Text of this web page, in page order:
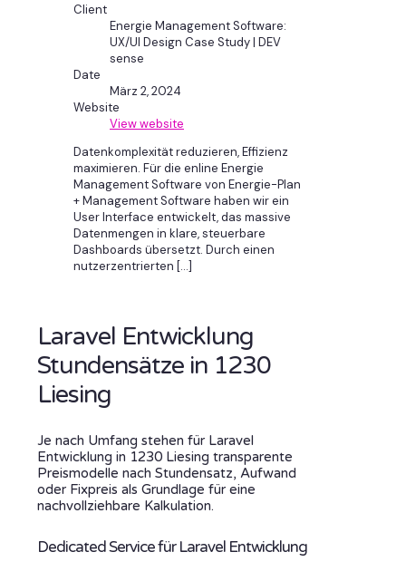
Client
Energie Management Software:
UX/UI Design Case Study | DEV
sense
Date
März 2, 2024
Website
View website
Datenkomplexität reduzieren, Effizienz
maximieren. Für die enline Energie
Management Software von Energie-Plan
+ Management Software haben wir ein
User Interface entwickelt, das massive
Datenmengen in klare, steuerbare
Dashboards übersetzt. Durch einen
nutzerzentrierten […]
Laravel Entwicklung
Stundensätze in 1230
Liesing
Je nach Umfang stehen für Laravel
Entwicklung in 1230 Liesing transparente
Preismodelle nach Stundensatz, Aufwand
oder Fixpreis als Grundlage für eine
nachvollziehbare Kalkulation.
Dedicated Service für Laravel Entwicklung